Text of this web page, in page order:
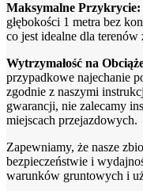
Maksymalne Przykrycie:
głębokości 1 metra bez
co jest idealne dla terenów
Wytrzymałość na
przypadkowe najechanie
zgodnie z naszymi
gwarancji, nie zalecamy
miejscach przejazdowych.
Zapewniamy, że nasze
bezpieczeństwie i
warunków gruntowych i